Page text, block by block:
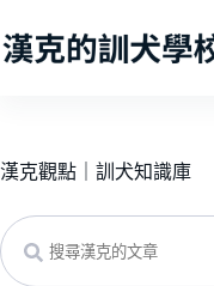
至
容
漢克觀點｜訓犬知識庫
Search